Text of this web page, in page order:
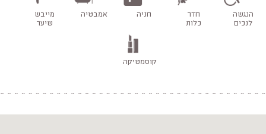
הנגשה
לנכים
חדר
כלות
חניה אמבטיה
מייבש
שיער
קוסמטיקה